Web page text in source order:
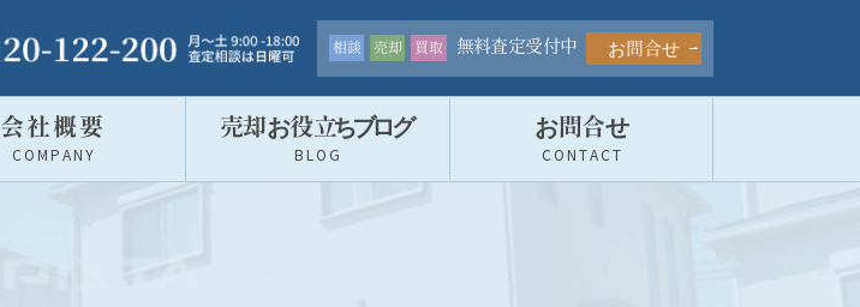
相談 売却 買取 無料査定受付中 お問合せ
会社概要
COMPANY
売却お役立ちブログ
BLOG
お問合せ
CONTACT